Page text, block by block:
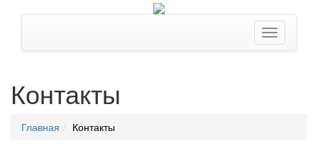
Контакты
Главная Контакты